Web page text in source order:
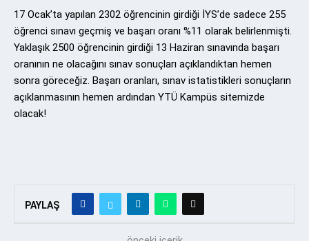
17 Ocak’ta yapılan 2302 öğrencinin girdiği İYS’de sadece 255
öğrenci sınavı geçmiş ve başarı oranı %11 olarak belirlenmişti.
Yaklaşık 2500 öğrencinin girdiği 13 Haziran sınavında başarı
oranının ne olacağını sınav sonuçları açıklandıktan hemen
sonra göreceğiz. Başarı oranları, sınav istatistikleri sonuçların
açıklanmasının hemen ardından YTÜ Kampüs sitemizde
olacak!
PAYLAŞ